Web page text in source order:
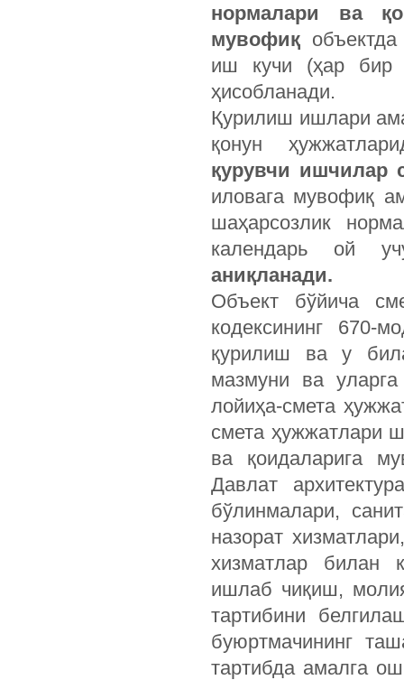
нормалари ва
мувофиқ
иш кучи (ҳар бир
ҳисобланади.
Қурилиш ишлари
қонун
қурувчи ишчилар
иловага мувофиқ
шаҳарсозлик
календарь ой
аниқланади.
Объект бўйича
кодексининг 670-
қурилиш ва у
мазмуни ва уларга
лойиҳа-смета
смета ҳужжатлари
ва қоидаларига
Давлат
бўлинмалари,
назорат
хизматлар билан
ишлаб чиқиш,
тартибини
буюртмачининг
тартибда амалга